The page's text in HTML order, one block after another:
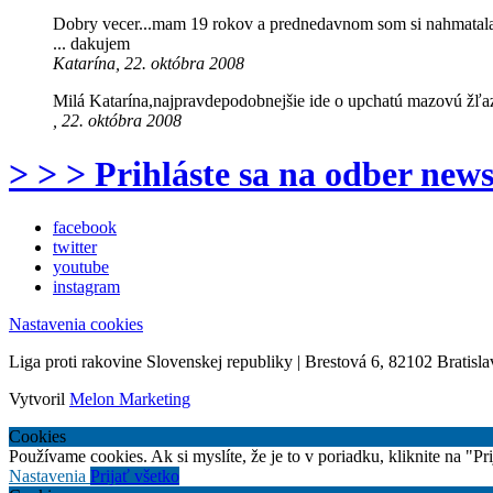
Dobry vecer...mam 19 rokov a prednedavnom som si
... dakujem
Katarína, 22. októbra 2008
Milá Katarína,najpravdepodobnejšie ide o upchatú mazovú
, 22. októbra 2008
> > > Prihláste sa na odber
facebook
twitter
youtube
instagram
Nastavenia cookies
Liga proti rakovine Slovenskej republiky | Brestová 6, 82102
Vytvoril Melon Marketing
Cookies
Používame cookies. Ak si myslíte, že je to v poriadku, kliknite na
Nastavenia Prijať všetko